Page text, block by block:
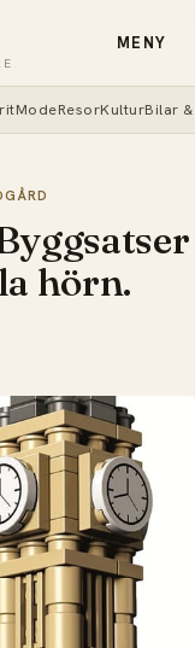
MENY
ModeResorKulturBilar
hörn.